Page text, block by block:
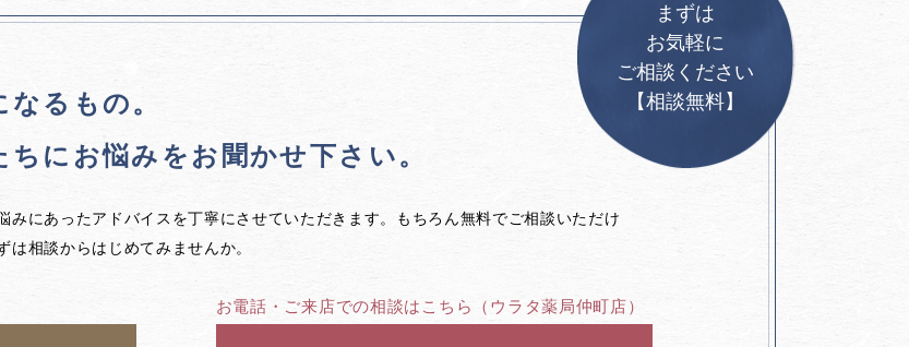
るもの。
ちに お悩みをお聞かせ下さい。
みにあったアドバイスを丁寧にさせていただきます。もちろん無料でご相談いただけ
相談からはじめてみませんか。
お電話・ご来店での相談はこちら （ウラタ薬局仲町店）
まずは
お気軽に
ご相談ください
【相談無料】